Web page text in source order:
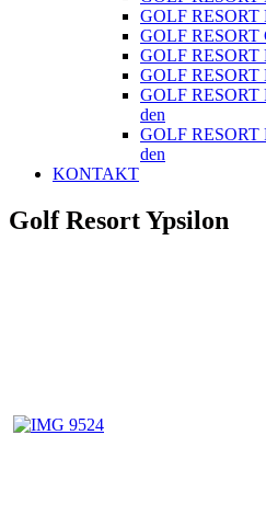
GOLF
GOLF
GOLF RESORT
GOLF RESORT
GOLF
den
GOLF
den
KONTAKT
Golf Resort Ypsilon